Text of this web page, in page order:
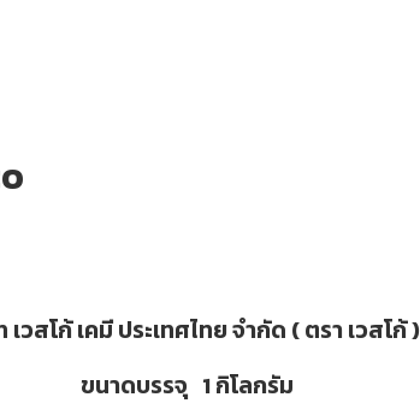
เวสโก้ เคมี ประเทศไทย จำกัด ( ตรา เวสโก้ )
ขนาดบรรจุ 1 กิโลกรัม